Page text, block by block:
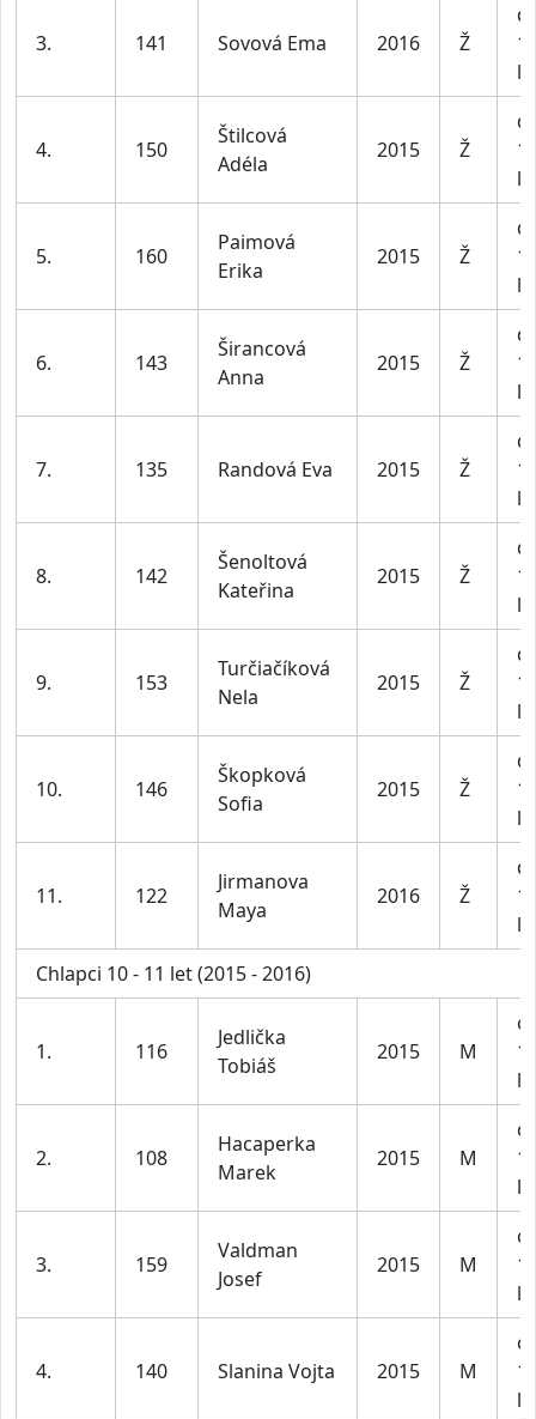
3. 141 Sovová Ema 2016 Ž
4. 150
Štilcová
Adéla
2015 Ž
5. 160
Paimová
Erika
2015 Ž
6. 143
Širancová
Anna
2015 Ž
7. 135 Randová Eva 2015 Ž
8. 142
Šenoltová
Kateřina
2015 Ž
9. 153
Turčiačíková
Nela
2015 Ž
10. 146
Škopková
Sofia
2015 Ž
11. 122
Jirmanova
Maya
2016 Ž
Chlapci 10 - 11 let (2015 - 2016)
1. 116
Jedlička
Tobiáš
2015 M
2. 108
Hacaperka
Marek
2015 M
3. 159
Valdman
Josef
2015 M
4. 140 Slanina Vojta 2015 M